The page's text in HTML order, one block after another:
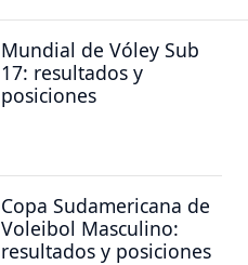
Mundial de Vóley Sub
17: resultados y
posiciones
Copa Sudamericana de
Voleibol Masculino:
resultados y posiciones